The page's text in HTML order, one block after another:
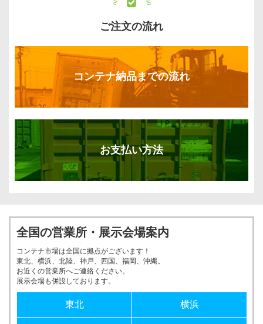
ご注文の流れ
コンテナ納品までの流れ
お支払い方法
全国の営業所・展示会場案内
コンテナ市場は全国に拠点がございます！
東北、横浜、北陸、神戸、四国、福岡、沖縄。
お近くの営業所へご連絡ください。
展示会場も併設しております。
東北 横浜